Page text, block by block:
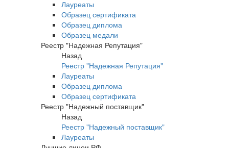
Лауреаты
Образец сертификата
Образец диплома
Образец медали
Реестр "Надежная Репутация"
Назад
Реестр "Надежная Репутация"
Лауреаты
Образец диплома
Образец сертификата
Реестр "Надежный поставщик"
Назад
Реестр "Надежный поставщик"
Лауреаты